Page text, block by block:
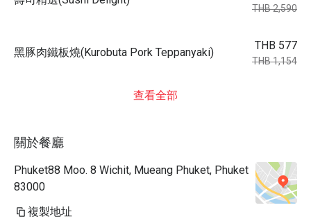
THB 2,590
黑豚肉鐵板燒(Kurobuta Pork Teppanyaki)
THB 577
THB 1,154
查看全部
關於餐廳
Phuket88 Moo. 8 Wichit, Mueang Phuket, Phuket
83000
複製地址